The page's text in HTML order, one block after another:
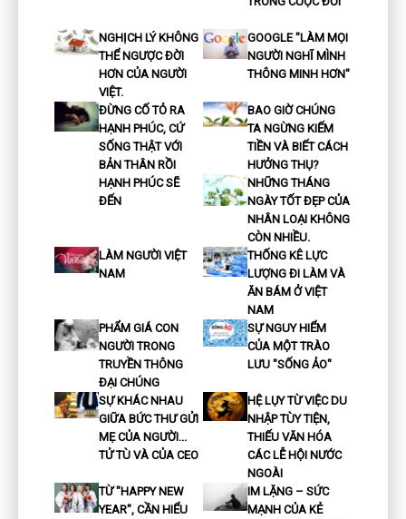
NGHỊCH LÝ KHÔNG
THỂ NGƯỢC ĐỜI
HƠN CỦA NGƯỜI
VIỆT.
GOOGLE "LÀM MỌI
NGƯỜI NGHĨ MÌNH
THÔNG MINH HƠN"
ĐỪNG CỐ TỎ RA
HẠNH PHÚC, CỨ
SỐNG THẬT VỚI
BẢN THÂN RỒI
HẠNH PHÚC SẼ
ĐẾN
BAO GIỜ CHÚNG
TA NGỪNG KIẾM
TIỀN VÀ BIẾT CÁCH
HƯỞNG THỤ?
NHỮNG THÁNG
NGÀY TỐT ĐẸP CỦA
NHÂN LOẠI KHÔNG
CÒN NHIỀU.
LÀM NGƯỜI VIỆT
NAM
THỐNG KÊ LỰC
LƯỢNG ĐI LÀM VÀ
ĂN BÁM Ở VIỆT
NAM
PHẨM GIÁ CON
NGƯỜI TRONG
TRUYỀN THÔNG
ĐẠI CHÚNG
SỰ NGUY HIỂM
CỦA MỘT TRÀO
LƯU "SỐNG ẢO"
SỰ KHÁC NHAU
GIỮA BỨC THƯ GỬI
MẸ CỦA NGƯỜI...
TỬ TÙ VÀ CỦA CEO
HỆ LỤY TỪ VIỆC DU
NHẬP TÙY TIỆN,
THIẾU VĂN HÓA
CÁC LỄ HỘI NƯỚC
NGOÀI
TỪ "HAPPY NEW
YEAR", CẦN HIỂU
IM LẶNG – SỨC
MẠNH CỦA KẺ